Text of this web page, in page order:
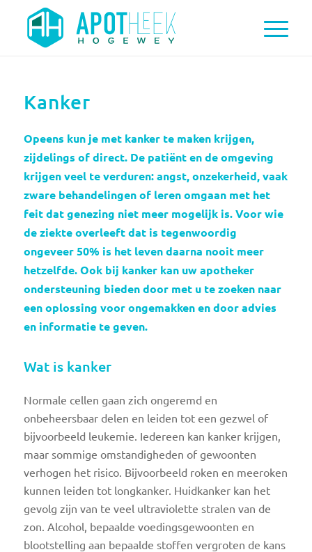
Kanker
Opeens kun je met kanker te maken krijgen,
zijdelings of direct. De patiënt en de omgeving
krijgen veel te verduren: angst, onzekerheid, vaak
zware behandelingen of leren omgaan met het
feit dat genezing niet meer mogelijk is. Voor wie
de ziekte overleeft dat is tegenwoordig
ongeveer 50% is het leven daarna nooit meer
hetzelfde. Ook bij kanker kan uw apotheker
ondersteuning bieden door met u te zoeken naar
een oplossing voor ongemakken en door advies
en informatie te geven.
Wat is kanker
Normale cellen gaan zich ongeremd en
onbeheersbaar delen en leiden tot een gezwel of
bijvoorbeeld leukemie. Iedereen kan kanker krijgen,
maar sommige omstandigheden of gewoonten
verhogen het risico. Bijvoorbeeld roken en meeroken
kunnen leiden tot longkanker. Huidkanker kan het
gevolg zijn van te veel ultraviolette stralen van de
zon. Alcohol, bepaalde voedingsgewoonten en
blootstelling aan bepaalde stoffen vergroten de kans